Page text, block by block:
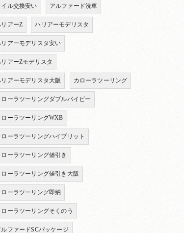
イル交換安い アルファード洗車
リアーZ ハリアーモデリスタ
リアーモデリスタ安い
リアーZモデリスタ
リアーモデリスタ大阪 カローラツーリング
ローラツーリングダブルバイビー
ローラツーリングWXB
ローラツーリングハイブリット
ローラツーリング値引き
ローラツーリング値引き大阪
ローラツーリング即納
ローラツーリングそくのう
ルファードSCパッケージ